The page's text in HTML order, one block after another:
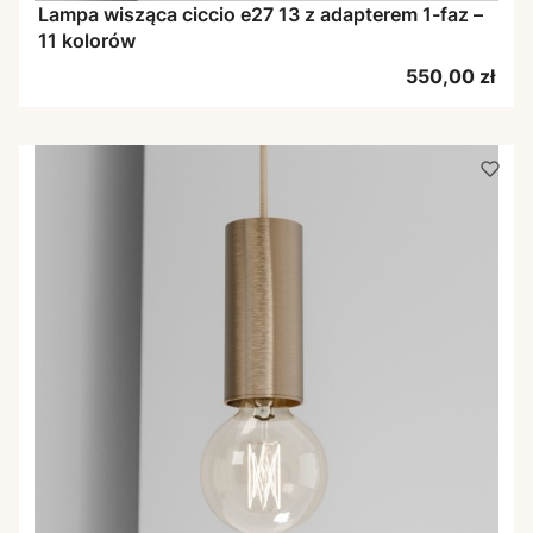
Lampa wisząca ciccio e27 13 z adapterem 1-faz –
11 kolorów
Cena
550,00 zł